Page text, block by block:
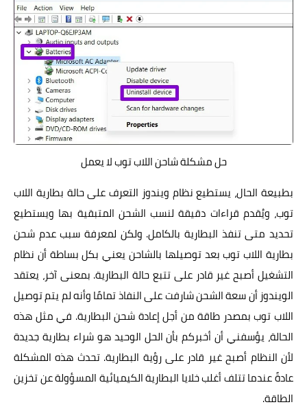
حل مشكلة شاحن اللاب توب لا يعمل
بطبيعة الحال، يستطيع نظام ويندوز التعرف على حالة بطارية اللاب
توب، ويُقدم قراءات دقيقة لنسب الشحن المتبقية بها ويستطيع
تحديد متى تنفذ البطارية بالكامل. ولكن لمعرفة سبب عدم شحن
بطارية اللاب توب بعد توصيلها بالشاحن يعني بكل بساطة أن نظام
التشغيل أصبح غير قادر على تتبع حالة البطارية. بمعنى آخر، يعتقد
الويندوز أن سعة الشحن شارفت على النفاذ تمامًا وأنه لم يتم توصيل
اللاب توب بمصدر طاقة من أجل إعادة شحن البطارية. في مثل هذه
الحالة، يؤسفني أن أخبركم بأن الحل الوحيد هو شراء بطارية جديدة
لأن النظام أصبح غير قادر على رؤية البطارية. تحدث هذه المشكلة
عادةً عندما تتلف أغلب خلايا البطارية الكيميائية المسؤولة عن تخزين
الطاقة.